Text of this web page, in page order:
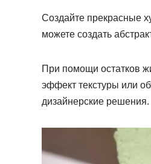
Создайте прекрасные
можете создать
При помощи остатков
эффект текстуры или
дизайнерские решения.